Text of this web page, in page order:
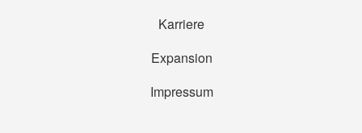
Karriere
Expansion
Impressum